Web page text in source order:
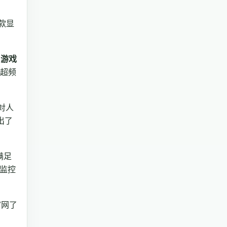
显
戏
频
人
了
足
控
了